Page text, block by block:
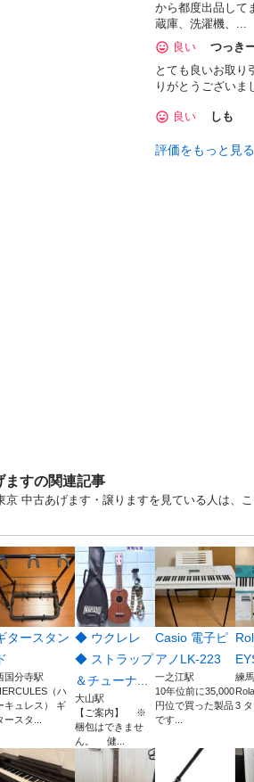
から都度出品して
蔵庫、洗濯機、...
良い
つっき
とても良いお取り
りがとうございま
良い しも
評価をもっと見る
ますの関連記事
中古あげます・譲りますを見ている人は、こ
タースタン
ド
国分寺駅
（ハ
キュレス） ギ
ースタ...
◆ ウクレレ
◆ ストラップ
＆チューナ...
大山駅
【ご案内】 ※
梱包はできませ
ん。 健...
Casio 電子ピ
アノLK-223
一之江駅
10年位前に35,000
円位で買った製品
です...
練
3 タ